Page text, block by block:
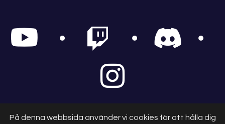
På denna webbsida använder vi cookies för att hålla dig
© 2025 - E-Sparven